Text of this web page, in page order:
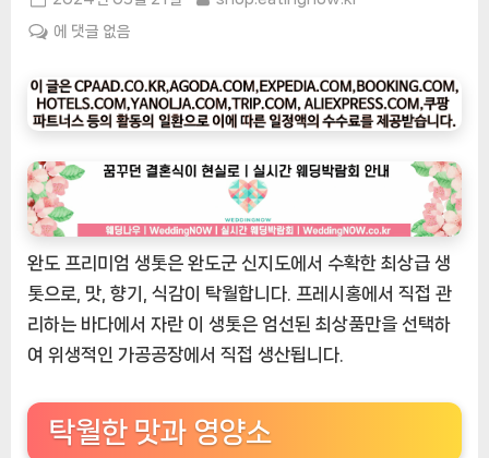
on
[잇
나
우
ㅣ
인
기
상
품]
완
도
프
리
생
톳:
에 댓글 없음
완도 프리미엄 생톳은 완도군 신지도에서 수확한 최상급 생
톳으로, 맛, 향기, 식감이 탁월합니다. 프레시홍에서 직접 관
리하는 바다에서 자란 이 생톳은 엄선된 최상품만을 선택하
여 위생적인 가공공장에서 직접 생산됩니다.
탁월한 맛과 영양소